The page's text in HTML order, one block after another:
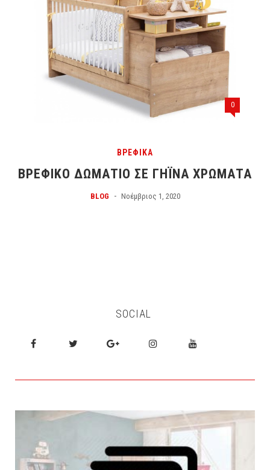
0
ΒΡΕΦΙΚΑ
ΒΡΕΦΙΚΌ ΔΩΜΆΤΙΟ ΣΕ ΓΉΙΝΑ ΧΡΏΜΑΤΑ
- Νοέμβριος 1, 2020
SOCIAL